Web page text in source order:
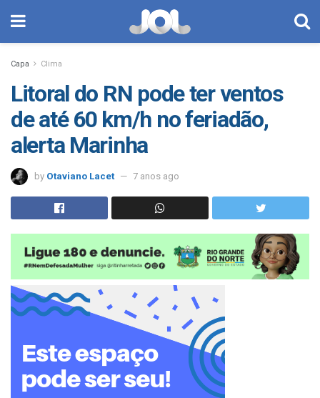
Capa Clima
Litoral do RN pode ter ventos
de até 60 km/h no feriadão,
alerta Marinha
by Otaviano Lacet 7 anos ago